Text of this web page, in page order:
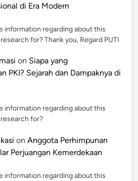
di Era Modern
information regarding about this
for? Thank you, Regard PUTI
on Siapa yang
PKI? Sejarah dan Dampaknya di
information regarding about this
for?
on Anggota Perhimpunan
Perjuangan Kemerdekaan
information regarding about this